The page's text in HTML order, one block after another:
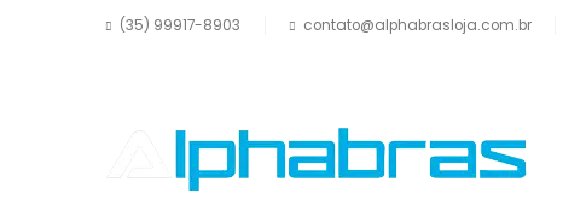
(35) 99917-8903 contato@alphabrasloja.com.br